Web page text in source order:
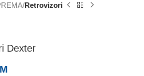
Retrovizori
Dexter